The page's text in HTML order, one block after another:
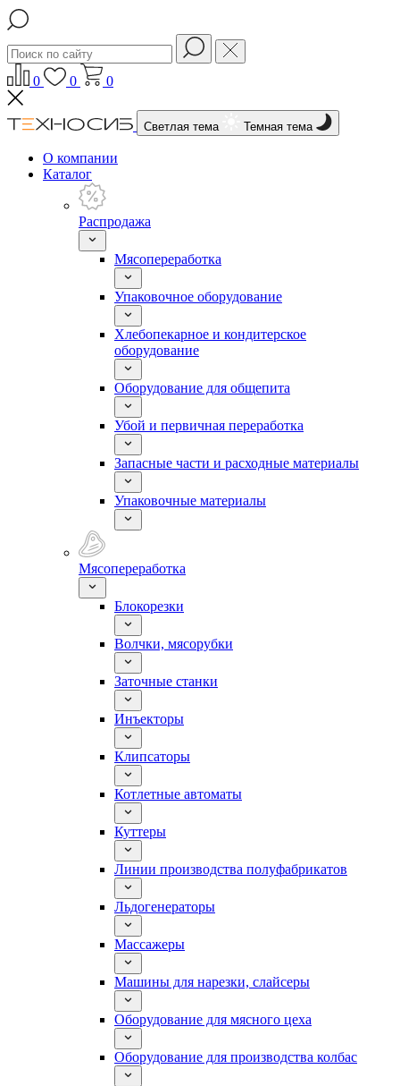
0 0 0
Светлая тема Темная тема
О компании
Каталог
Распродажа
Мясопереработка
Упаковочное оборудование
Хлебопекарное и кондитерское
оборудование
Оборудование для общепита
Убой и первичная переработка
Запасные части и расходные материалы
Упаковочные материалы
Мясопереработка
Блокорезки
Волчки, мясорубки
Заточные станки
Инъекторы
Клипсаторы
Котлетные автоматы
Куттеры
Линии производства полуфабрикатов
Льдогенераторы
Массажеры
Машины для нарезки, слайсеры
Оборудование для мясного цеха
Оборудование для производства колбас